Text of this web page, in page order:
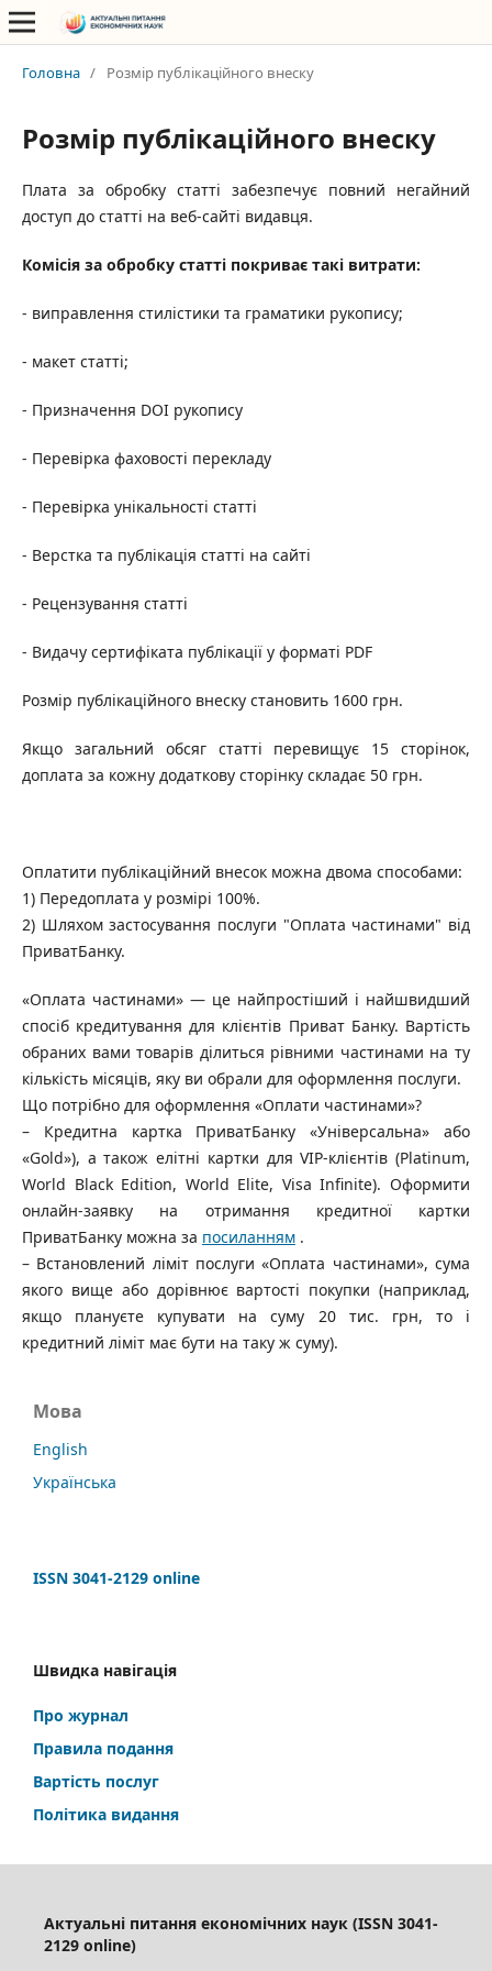
Головна / Розмір публікаційного внеску
Розмір публікаційного внеску
Плата за обробку статті забезпечує повний негайний
доступ до статті на веб-сайті видавця.
Комісія за обробку статті покриває такі витрати:
- виправлення стилістики та граматики рукопису;
- макет статті;
- Призначення DOI рукопису
- Перевірка фаховості перекладу
- Перевірка унікальності статті
- Верстка та публікація статті на сайті
- Рецензування статті
- Видачу сертифіката публікації у форматі PDF
Розмір публікаційного внеску становить 1600 грн.
Якщо загальний обсяг статті перевищує 15 сторінок,
доплата за кожну додаткову сторінку складає 50 грн.
Оплатити публікаційний внесок можна двома способами:
1) Передоплата у розмірі 100%.
2) Шляхом застосування послуги "Оплата частинами" від
ПриватБанку.
«Оплата частинами» — це найпростіший і найшвидший
спосіб кредитування для клієнтів Приват Банку. Вартість
обраних вами товарів ділиться рівними частинами на ту
кількість місяців, яку ви обрали для оформлення послуги.
Що потрібно для оформлення «Оплати частинами»?
– Кредитна картка ПриватБанку «Універсальна» або
«Gold»), а також елітні картки для VIP-клієнтів (Platinum,
World Black Edition, World Elite, Visa Infinite). Оформити
онлайн-заявку на отримання кредитної картки
ПриватБанку можна за посиланням.
– Встановлений ліміт послуги «Оплата частинами», сума
якого вище або дорівнює вартості покупки (наприклад,
якщо плануєте купувати на суму 20 тис. грн, то і
кредитний ліміт має бути на таку ж суму).
Мова
English
Українська
ISSN 3041-2129 online
Швидка навігація
Про журнал
Правила подання
Вартість послуг
Політика видання
Актуальні питання економічних наук (ISSN 3041-
2129 online)